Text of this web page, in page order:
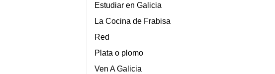
Estudiar en Galicia
La Cocina de Frabisa
Red
Plata o plomo
Ven A Galicia